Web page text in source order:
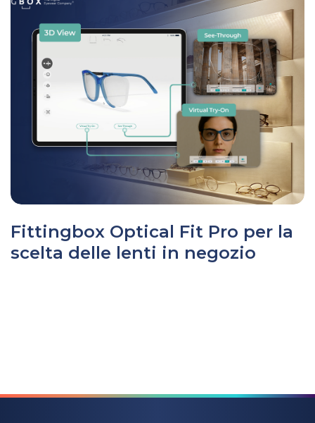
Fittingbox Optical Fit Pro per la
scelta delle lenti in negozio